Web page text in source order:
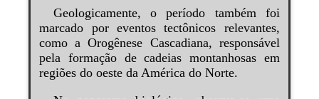
Geologicamente, o período também foi
marcado por eventos tectônicos relevantes,
como a Orogênese Cascadiana, responsável
pela formação de cadeias montanhosas em
regiões do oeste da América do Norte.